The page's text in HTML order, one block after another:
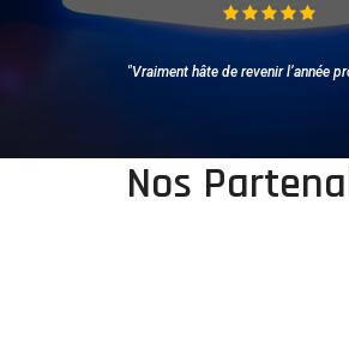
"Vraiment hâte de revenir l’année
Nos